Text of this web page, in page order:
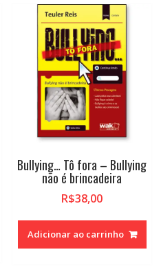
Bullying… Tô fora – Bullying
não é brincadeira
R$38,00
Adicionar ao carrinho